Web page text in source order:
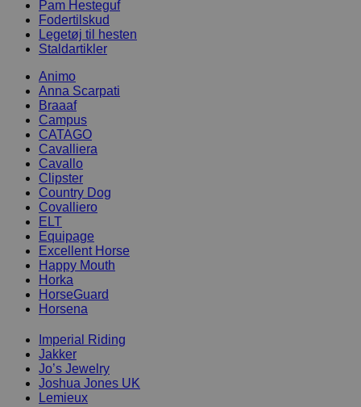
Pam Hesteguf
Fodertilskud
Legetøj til hesten
Staldartikler
Animo
Anna Scarpati
Braaaf
Campus
CATAGO
Cavalliera
Cavallo
Clipster
Country Dog
Covalliero
ELT
Equipage
Excellent Horse
Happy Mouth
Horka
HorseGuard
Horsena
Imperial Riding
Jakker
Jo’s Jewelry
Joshua Jones UK
Lemieux